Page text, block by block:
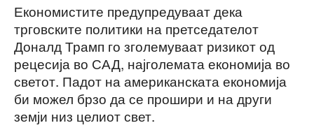
Економистите предупредуваат дека
трговските политики на претседателот
Доналд Трамп го зголемуваат ризикот од
рецесија во САД, најголемата економија во
светот. Падот на американската економија
би можел брзо да се прошири и на други
земји низ целиот свет.